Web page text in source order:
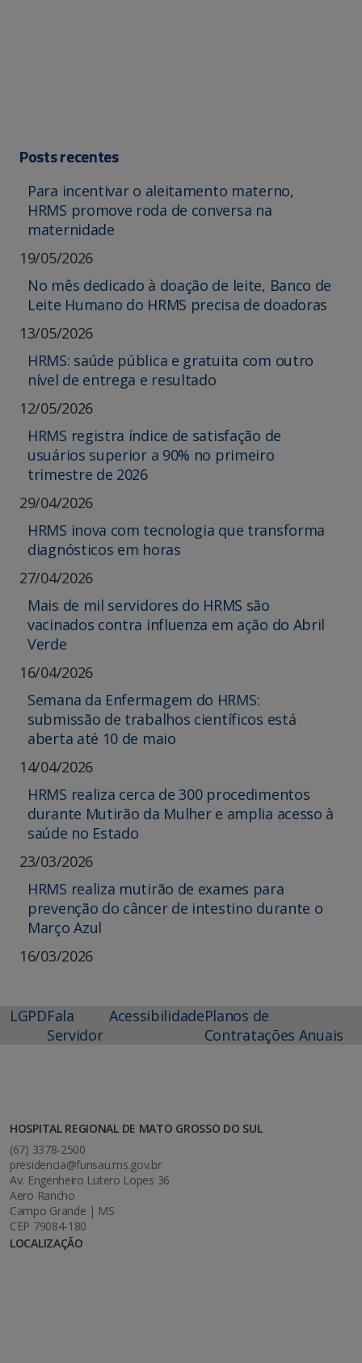
Posts recentes
Para incentivar o aleitamento materno,
HRMS promove roda de conversa na
maternidade
19/05/2026
No mês dedicado à doação de leite, Banco de
Leite Humano do HRMS precisa de doadoras
13/05/2026
HRMS: saúde pública e gratuita com outro
nível de entrega e resultado
12/05/2026
HRMS registra índice de satisfação de
usuários superior a 90% no primeiro
trimestre de 2026
29/04/2026
HRMS inova com tecnologia que transforma
diagnósticos em horas
27/04/2026
Mais de mil servidores do HRMS são
vacinados contra influenza em ação do Abril
Verde
16/04/2026
Semana da Enfermagem do HRMS:
submissão de trabalhos científicos está
aberta até 10 de maio
14/04/2026
HRMS realiza cerca de 300 procedimentos
durante Mutirão da Mulher e amplia acesso à
saúde no Estado
23/03/2026
HRMS realiza mutirão de exames para
prevenção do câncer de intestino durante o
Março Azul
16/03/2026
LGPDFala
Servidor
AcessibilidadePlanos de
Contratações Anuais
HOSPITAL REGIONAL DE MATO GROSSO DO SUL
(67) 3378-2500
presidencia@funsau.ms.gov.br
Av. Engenheiro Lutero Lopes 36
Aero Rancho
Campo Grande | MS
CEP 79084-180
LOCALIZAÇÃO